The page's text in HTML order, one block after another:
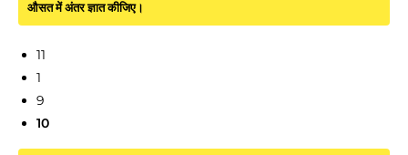
औसत में अंतर ज्ञात कीजिए।
11
1
9
10